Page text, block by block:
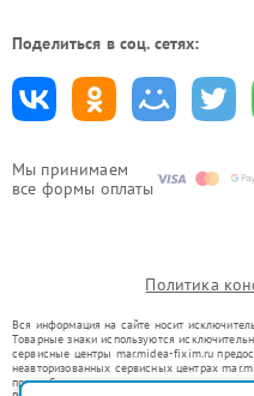
Мы принимаем
все формы оплаты
Поделиться в соц. сетях:
Политика
Вся информация на сайте носит
Товарные знаки используются
сервисные центры mar.midea-fixim.ru
неавторизованных сервисных центрах
правообладателями товарных знаков или